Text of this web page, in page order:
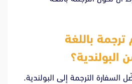
باللغة
البولندية؟
الترجمة إلى البولندية.